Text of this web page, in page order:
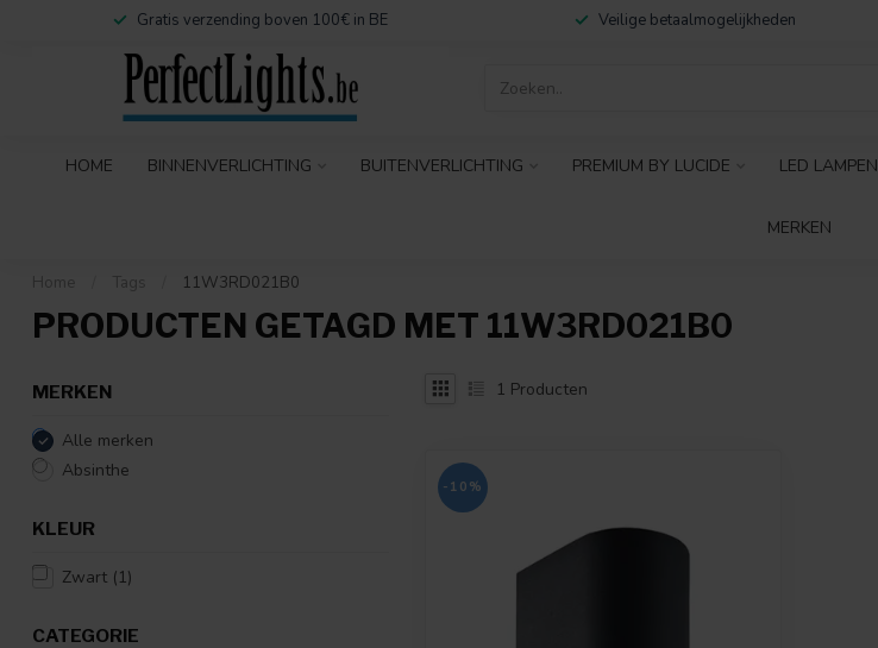
Gratis verzending boven 100€ in BE Veilige betaalmogelijkheden
HOME BINNENVERLICHTING BUITENVERLICHTING PREMIUM BY LUCIDE LED LAMPEN
MERKEN
Home Tags 11W3RD021B0
PRODUCTEN GETAGD MET 11W3RD021B0
MERKEN
Alle merken
Absinthe
KLEUR
Zwart (1)
CATEGORIE
1 Producten
-10%